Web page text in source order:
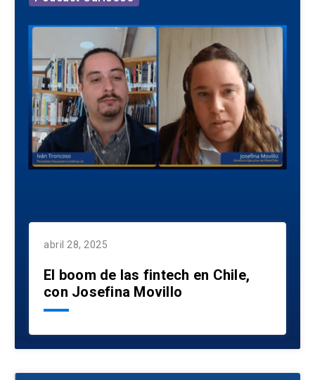
abril 28, 2025
El boom de las fintech en Chile,
con Josefina Movillo